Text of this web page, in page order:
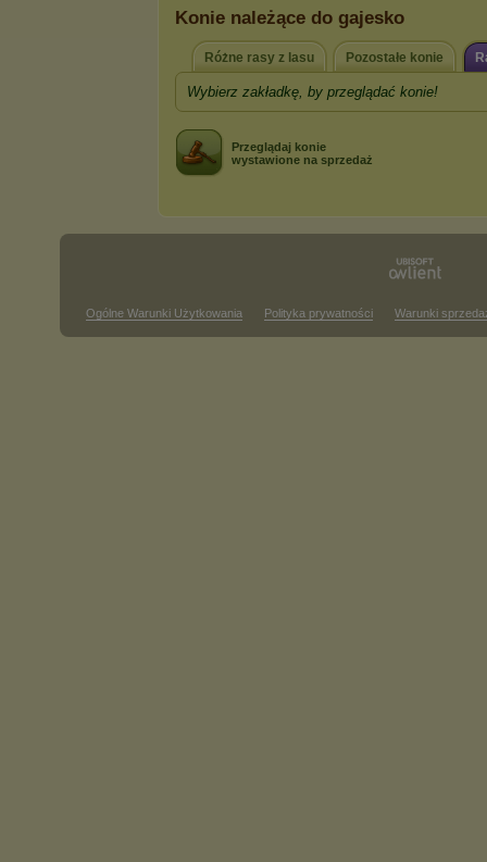
Konie należące do gajesko
Różne rasy z lasu Pozostałe konie
Wybierz zakładkę, by przeglądać konie!
Przeglądaj konie
wystawione na sprzedaż
Ogólne Warunki Użytkowania Polityka prywatności Warunki